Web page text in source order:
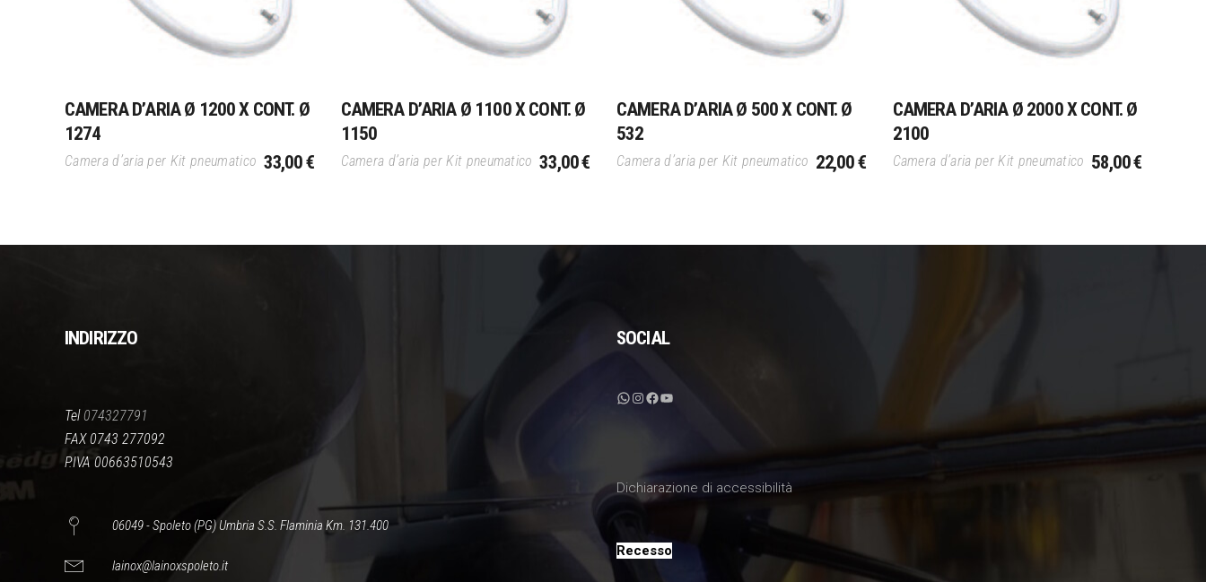
CAMERA D’ARIA Ø 1200 X CONT. Ø
1274
33,00€
Camera d’aria per Kit pneumatico
CAMERA D’ARIA Ø 1100 X CONT. Ø
1150
33,00€
Camera d’aria per Kit pneumatico
CAMERA D’ARIA Ø 500 X CONT. Ø
532
22,00€
Camera d’aria per Kit pneumatico
CAMERA D’ARIA Ø 2000 X CONT. Ø
2100
58,00€
Camera d’aria per Kit pneumatico
INDIRIZZO
Tel074327791
FAX 0743 277092
P.IVA 00663510543
06049 - Spoleto (PG) Umbria S.S. Flaminia Km. 131.400
lainox@lainoxspoleto.it
SOCIAL
WhatsApp
Instagram
Facebook
YouTube
Dichiarazione di accessibilità
Recesso